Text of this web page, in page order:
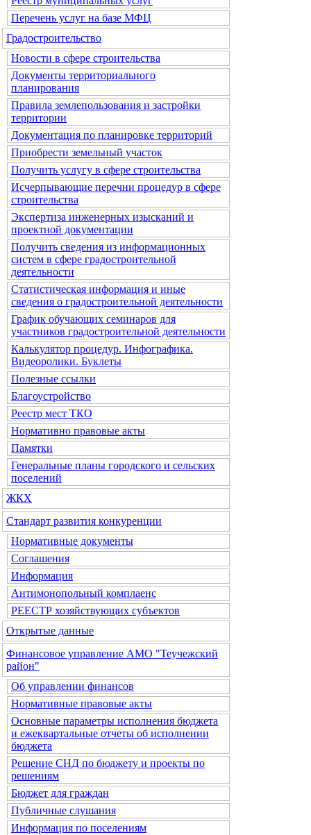
Перечень услуг на базе МФЦ
Градостроительство
Новости в сфере строительства
Документы территориального
планирования
Правила землепользования и застройки
территории
Документация по планировке территорий
Приобрести земельный участок
Получить услугу в сфере строительства
Исчерпывающие перечни процедур в сфере
строительства
Экспертиза инженерных изысканий и
проектной документации
Получить сведения из информационных
систем в сфере градостроительной
деятельности
Статистическая информация и иные
сведения о градостроительной деятельности
График обучающих семинаров для
участников градостроительной деятельности
Калькулятор процедур. Инфографика.
Видеоролики. Буклеты
Полезные ссылки
Благоустройство
Реестр мест ТКО
Нормативно правовые акты
Памятки
Генеральные планы городского и сельских
поселений
ЖКХ
Стандарт развития конкуренции
Нормативные документы
Соглашения
Информация
Антимонопольный комплаенс
РЕЕСТР хозяйствующих субъектов
Открытые данные
Финансовое управление АМО "Теучежский
район"
Об управлении финансов
Нормативные правовые акты
Основные параметры исполнения бюджета
и ежеквартальные отчеты об исполнении
бюджета
Решение СНД по бюджету и проекты по
решениям
Бюджет для граждан
Публичные слушания
Информация по поселениям